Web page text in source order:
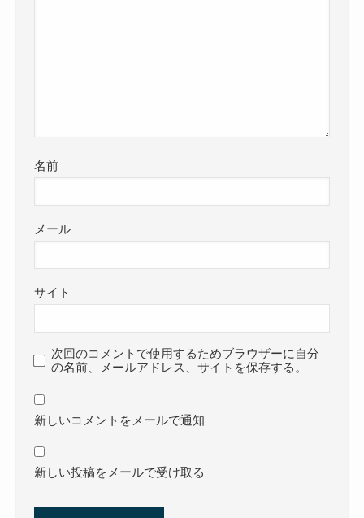
名前
メール
サイト
次回のコメントで使用するためブラウザーに自分
の名前、メールアドレス、サイトを保存する。
新しいコメントをメールで通知
新しい投稿をメールで受け取る